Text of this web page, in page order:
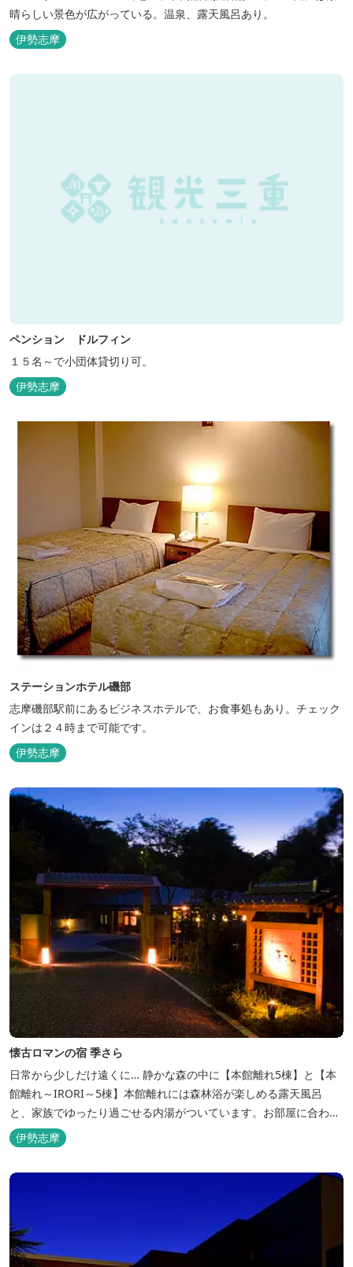
晴らしい景色が広がっている。温泉、露天風呂あり。
伊勢志摩
ペンション ドルフィン
１５名～で小団体貸切り可。
伊勢志摩
ステーションホテル磯部
志摩磯部駅前にあるビジネスホテルで、お食事処もあり。チェック
インは２４時まで可能です。
伊勢志摩
懐古ロマンの宿 季さら
日常から少しだけ遠くに… 静かな森の中に【本館離れ5棟】と【本
館離れ～IRORI～5棟】本館離れには森林浴が楽しめる露天風呂
と、家族でゆったり過ごせる内湯がついています。お部屋に合わせ
た様々なプランがございます。
伊勢志摩